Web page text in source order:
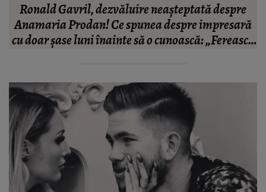
BREAKING! Lionel Messi este în doliu! Tatăl
fotbalistului s-a stins din viață!